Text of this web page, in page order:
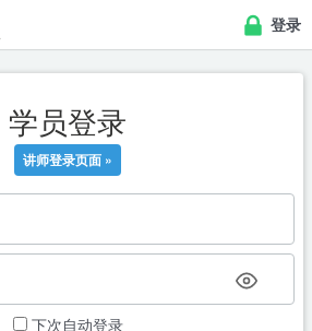
登录
学员登录
讲师登录页面 »
下次自动登录